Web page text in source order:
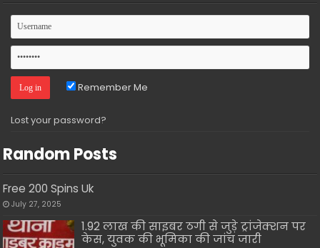
Remember Me
Lost your password?
Random Posts
Free 200 Spins Uk
July 27, 2025
1.92 लाख की साइबर ठगी से जुड़े ट्रांजेक्शन पर
केस, युवक की भूमिका की जांच जारी